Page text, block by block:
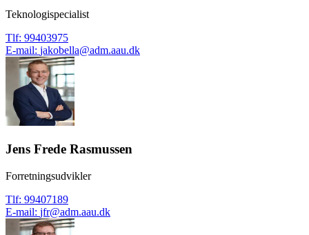
Teknologispecialist
Tlf: 99403975
E-mail: jakobella@adm.aau.dk
Jens Frede Rasmussen
Forretningsudvikler
Tlf: 99407189
E-mail: jfr@adm.aau.dk